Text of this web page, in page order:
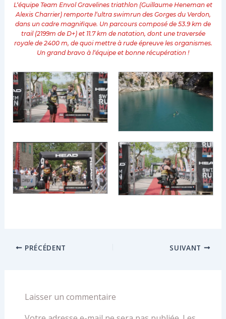
L‘équipe Team Envol Gravelines triathlon (Guillaume Heneman et
Alexis Charrier) remporte l‘ultraswimrun des Gorges du Verdon,
dans un cadre magnifique. Un parcours composé de 53.9 km de
trail(2199m de D+) et 11.7 km de natation, dont une traversée
royale de 2400 m, de quoi mettre à rude épreuve les organismes.
Un grand bravo à l‘équipe et bonne récupération !
PRÉCÉDENT SUIVANT
Laisser un commentaire